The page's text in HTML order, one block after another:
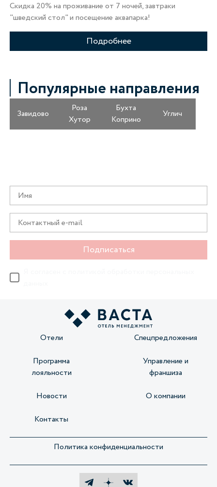
Скидка 20% на проживание от 7 ночей, завтраки
"шведский стол" и посещение аквапарка!
Подробнее
Популярные направления
Завидово
Роза
Хутор
Бухта
Коприно
Углич
Подписаться
Отели Спецпредложения
Программа
лояльности
Управление и
франшиза
Новости О компании
Контакты
Политика конфиденциальности